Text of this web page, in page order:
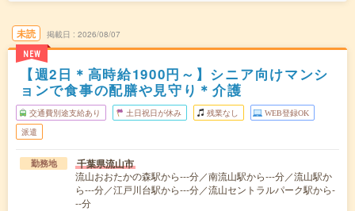
未読
NEW
掲載日 2026/08/07
【週2日＊高時給1900円～】シニア向けマンシ
ョンで食事の配膳や見守り＊介護
交通費別途支給あり 土日祝日が休み 残業なし WEB登録OK
派遣
勤務地 千葉県流山市
流山おおたかの森駅から---分／南流山駅から---分／流山駅か
ら---分／江戸川台駅から---分／流山セントラルパーク駅から-
--分